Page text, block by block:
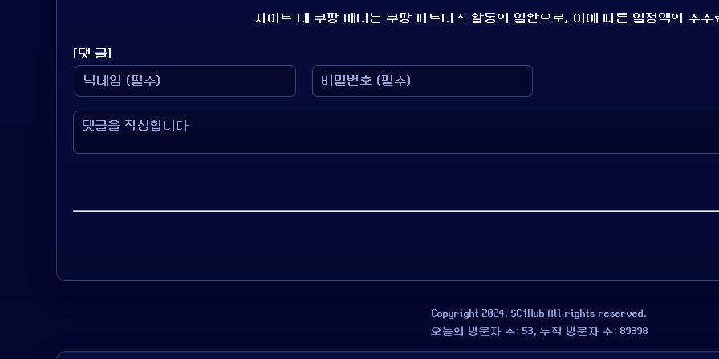
사이트 내 쿠팡 배너는 쿠팡 파트너스 활동의 일환으로, 이에 따른 일정액의 수수
[댓 글]
Copyright 2024. SC1Hub All rights reserved.
오늘의 방문자 수: 53, 누적 방문자 수: 89398